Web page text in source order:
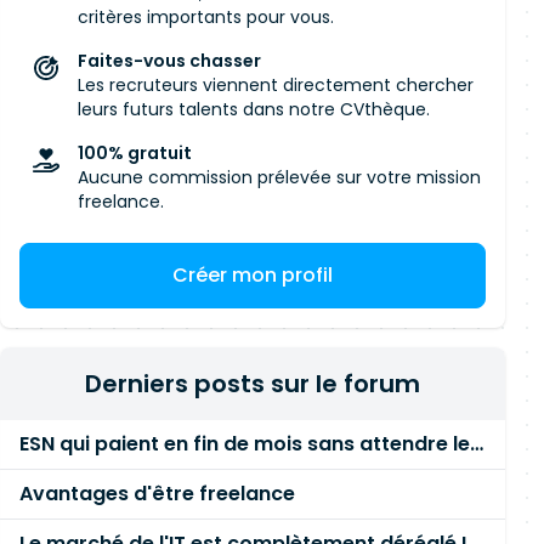
critères importants pour vous.
Faites-vous chasser
Les recruteurs viennent directement chercher
leurs futurs talents dans notre CVthèque.
100% gratuit
Aucune commission prélevée sur votre mission
freelance.
Créer mon profil
Derniers posts sur le forum
ESN qui paient en fin de mois sans attendre le paiement client ?
Avantages d'être freelance